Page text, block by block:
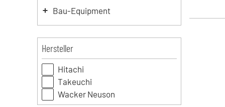
Bau-Equipment
Hersteller
Hitachi
Takeuchi
Wacker Neuson